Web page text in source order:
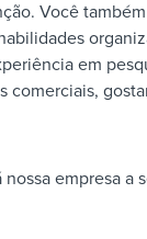
Você
em
comerciais,
empresa a